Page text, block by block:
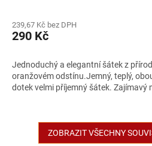
239,67 Kč bez DPH
290 Kč
Jednoduchý a elegantní šátek z
oranžovém odstínu.Jemný, teplý,
dotek velmi příjemný šátek. Zajímavý
ZOBRAZIT VŠECHNY